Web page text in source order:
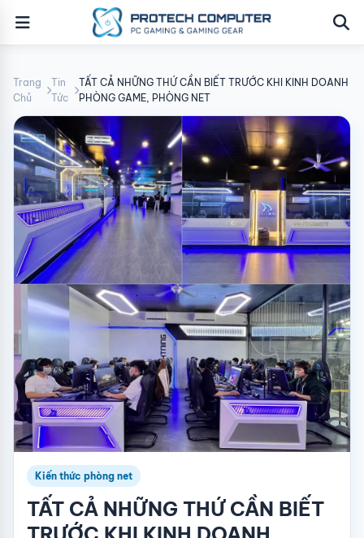
Trang
Chủ
Tin
Tức
TẤT CẢ NHỮNG THỨ CẦN BIẾT TRƯỚC KHI KINH DOANH
PHÒNG GAME, PHÒNG NET
Kiến thức phòng net
TẤT CẢ NHỮNG THỨ CẦN BIẾT